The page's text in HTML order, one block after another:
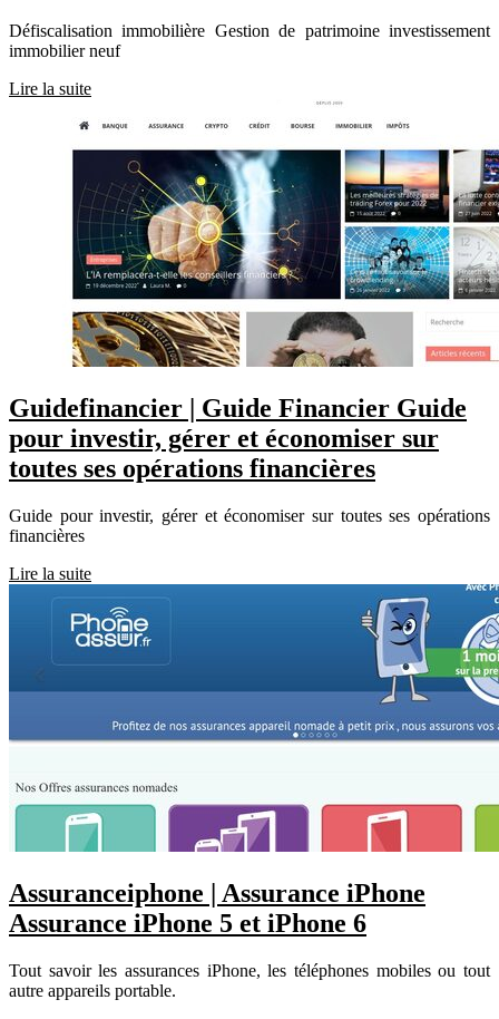
Défiscalisation immobilière Gestion de patrimoine investissement
immobilier neuf
Lire la suite
Guidefi­nan­cier | Guide Financier Guide
pour investir, gérer et économiser sur
toutes ses opérations financières
Guide pour investir, gérer et économiser sur toutes ses opérations
financières
Lire la suite
As­suranceip­ho­ne | Assurance iPhone
Assurance iPhone 5 et iPhone 6
Tout savoir les assurances iPhone, les téléphones mobiles ou tout
autre appareils portable.